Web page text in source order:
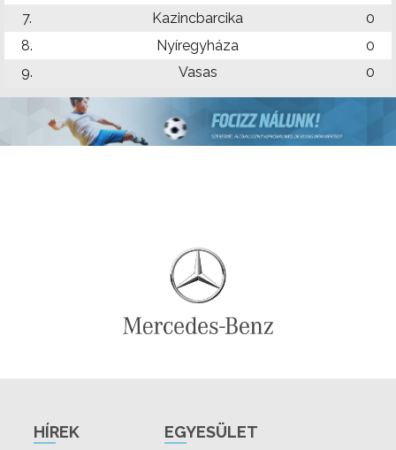
7.
Kazincbarcika
0
8.
Nyíregyháza
0
9.
Vasas 0
HÍREK EGYESÜLET